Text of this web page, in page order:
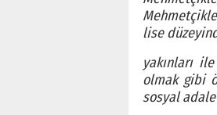
lise
yakınları
olmak gibi
sosyal